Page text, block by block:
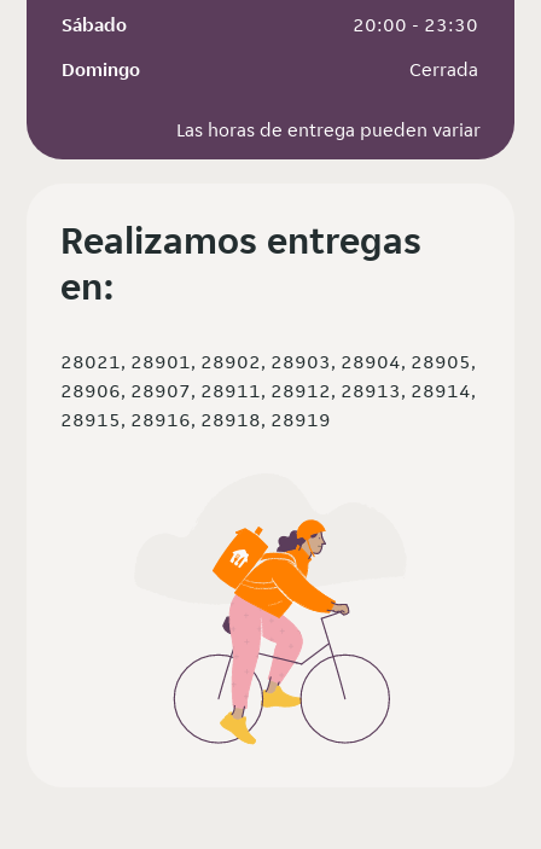
Sábado
20:00 - 23:30
Domingo
Cerrada
Las horas de entrega pueden variar
Realizamos entregas
en:
28021, 28901, 28902, 28903, 28904, 28905,
28906, 28907, 28911, 28912, 28913, 28914,
28915, 28916, 28918, 28919